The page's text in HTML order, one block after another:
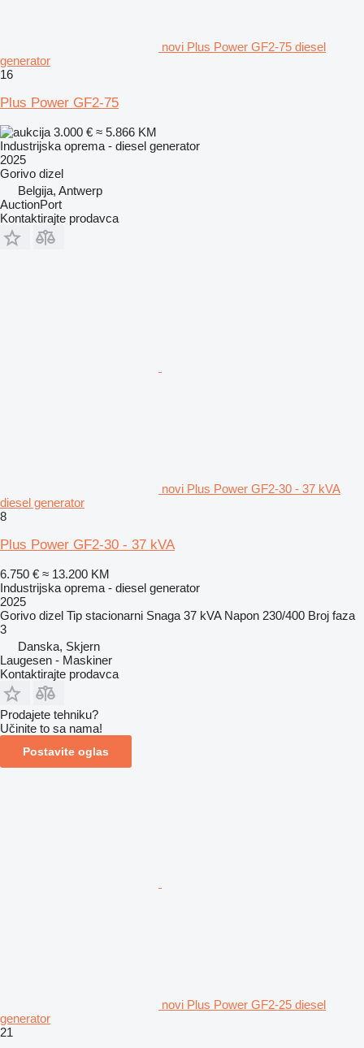
novi Plus Power GF2-75 diesel
generator
16
Plus Power GF2-75
3.000 € ≈ 5.866 KM
Industrijska oprema - diesel generator
2025
Gorivo dizel
Belgija, Antwerp
AuctionPort
Kontaktirajte prodavca
novi Plus Power GF2-30 - 37 kVA
diesel generator
8
Plus Power GF2-30 - 37 kVA
6.750 € ≈ 13.200 KM
Industrijska oprema - diesel generator
2025
Gorivo dizel Tip stacionarni Snaga 37 kVA Napon 230/400 Broj faza
3
Danska, Skjern
Laugesen - Maskiner
Kontaktirajte prodavca
Prodajete tehniku?
Učinite to sa nama!
Postavite oglas
novi Plus Power GF2-25 diesel
generator
21